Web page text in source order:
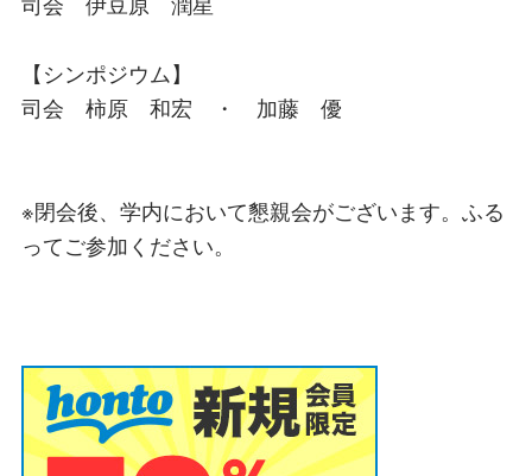
【シンポジウム】
司会 柿原 和宏 ・ 加藤 優
※閉会後、学内において懇親会がございます。ふる
ってご参加ください。